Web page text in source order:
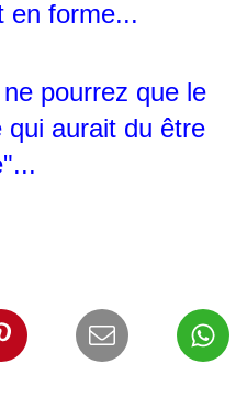
en forme...
pourrez que le
qui aurait du être